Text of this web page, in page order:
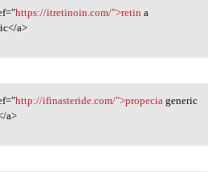
itretinoin
https://itretinoin.com/">retin a
a>
ifinasteride
http://ifinasteride.com/">propeciageneric
a>